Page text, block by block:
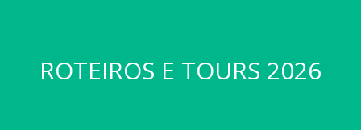
ROTEIROS E TOURS 2026